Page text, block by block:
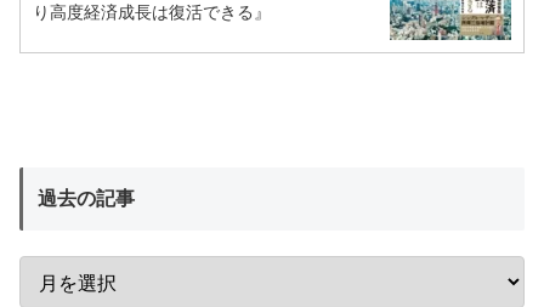
り高度経済成長は復活できる』
過去の記事